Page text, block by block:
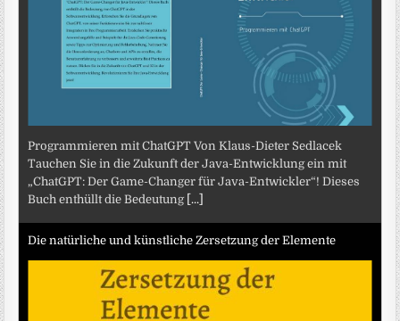
Programmieren mit ChatGPT Von Klaus-Dieter Sedlacek
Tauchen Sie in die Zukunft der Java-Entwicklung ein mit
„ChatGPT: Der Game-Changer für Java-Entwickler“! Dieses
Buch enthüllt die Bedeutung [...]
Die natürliche und künstliche Zersetzung der Elemente